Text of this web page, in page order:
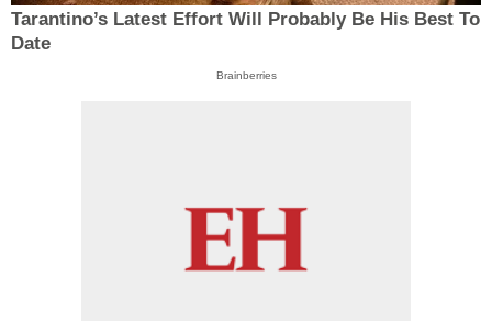
Tarantino’s Latest Effort Will Probably Be His Best To
Date
Brainberries